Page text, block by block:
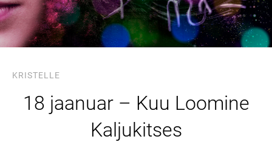
KRISTELLE
18 jaanuar – Kuu Loomine
Kaljukitses